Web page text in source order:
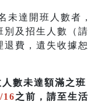
未達開班人數者，
別及招生人數（請
退費，遺失收據恕
數未達額滿之班
16之前，請至生活